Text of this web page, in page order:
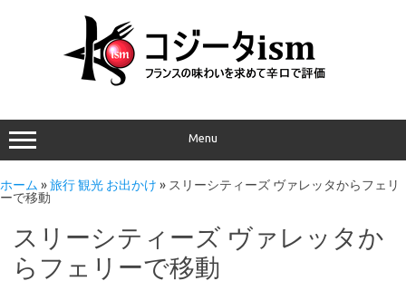
Menu
ホーム »旅行 観光 お出かけ » スリーシティーズ ヴァレッタからフェリ
ーで移動
スリーシティーズ ヴァレッタか
らフェリーで移動